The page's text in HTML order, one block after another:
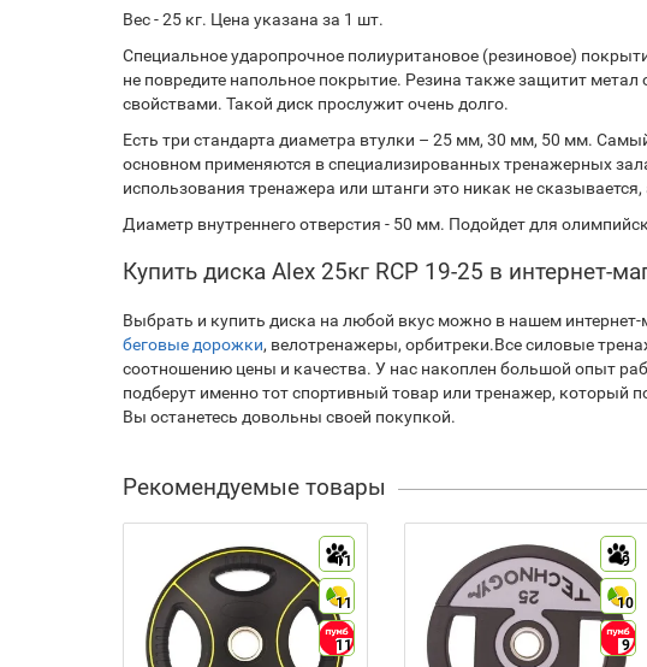
Вес - 25 кг. Цена указана за 1 шт.
Специальное ударопрочное полиуритановое (резиновое)
не повредите напольное покрытие. Резина также защитит
свойствами. Такой диск прослужит очень долго.
Есть три стандарта диаметра втулки – 25 мм, 30 мм, 50 мм.
основном применяются в специализированных тренажерных
использования тренажера или штанги это никак не
Диаметр внутреннего отверстия - 50 мм. Подойдет для
Купить диска Alex 25кг RCP 19-25 в интернет-
Выбрать и купить диска на любой вкус можно в нашем
беговые дорожки, велотренажеры, орбитреки.Все силовые
соотношению цены и качества. У нас накоплен большой опыт
подберут именно тот спортивный товар или тренажер, который
Вы останетесь довольны своей покупкой.
Рекомендуемые товары
11
11
11
9
10
9